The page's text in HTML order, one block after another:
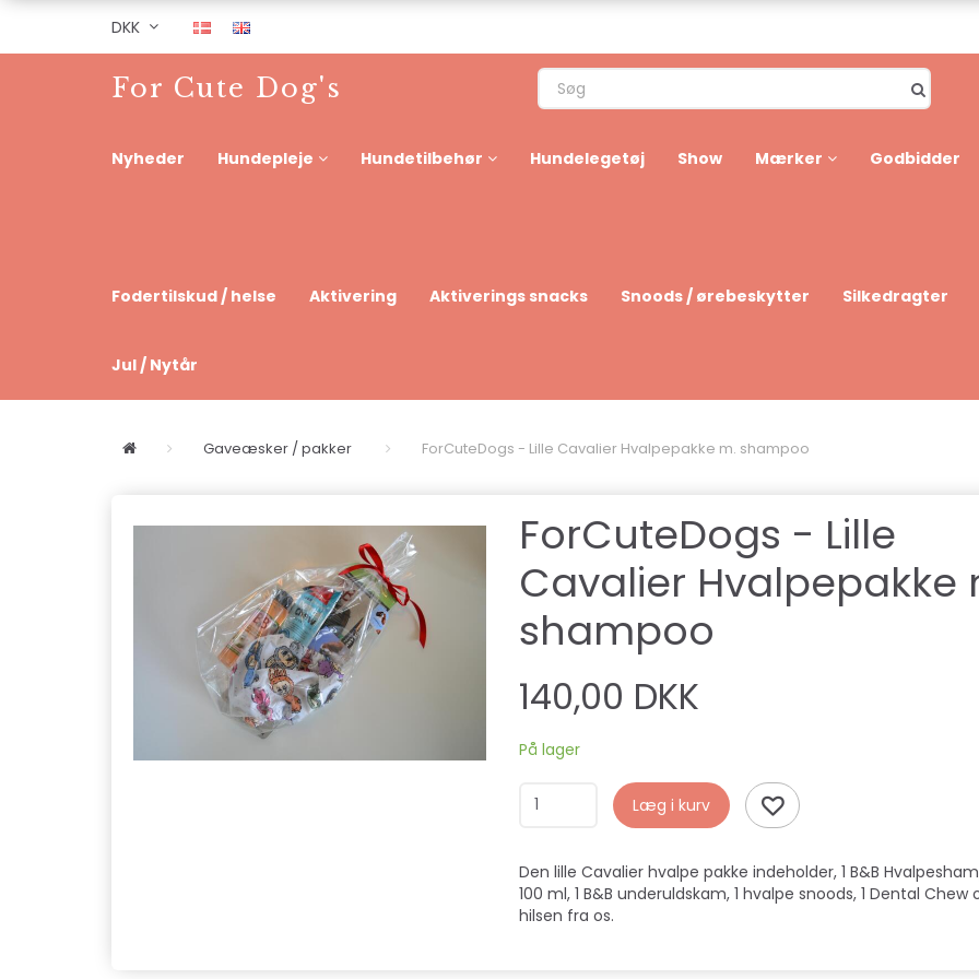
DKK
For Cute Dog's
Nyheder Hundepleje Hundetilbehør Hundelegetøj Show Mærker Godbidder
Fodertilskud / helse Aktivering Aktiverings snacks Snoods / ørebeskytter Silkedragter
Jul / Nytår
Gaveæsker / pakker ForCuteDogs - Lille Cavalier Hvalpepakke m. shampoo
ForCuteDogs - Lille
Cavalier Hvalpepakke
shampoo
140,00 DKK
På lager
Læg i kurv
Den lille Cavalier hvalpe pakke indeholder, 1 B&B
100 ml, 1 B&B underuldskam, 1 hvalpe snoods, 1 Dental Chew
hilsen fra os.